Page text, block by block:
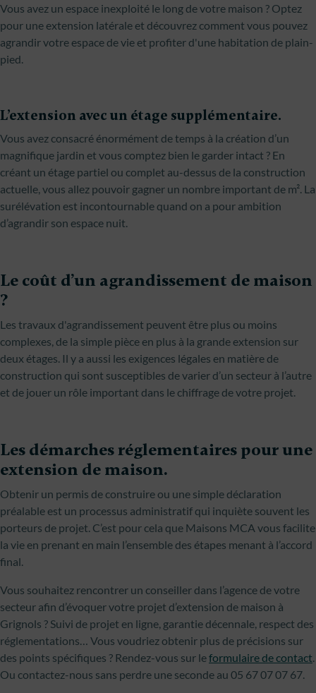
Vous avez un espace inexploité le long de votre maison ? Optez
pour une extension latérale et découvrez comment vous pouvez
agrandir votre espace de vie et profiter d'une habitation de plain-
pied.
L’extension avec un étage supplémentaire.
Vous avez consacré énormément de temps à la création d’un
magnifique jardin et vous comptez bien le garder intact ? En
créant un étage partiel ou complet au-dessus de la construction
actuelle, vous allez pouvoir gagner un nombre important de m². La
surélévation est incontournable quand on a pour ambition
d’agrandir son espace nuit.
Le coût d’un agrandissement de maison
?
Les travaux d'agrandissement peuvent être plus ou moins
complexes, de la simple pièce en plus à la grande extension sur
deux étages. Il y a aussi les exigences légales en matière de
construction qui sont susceptibles de varier d’un secteur à l’autre
et de jouer un rôle important dans le chiffrage de votre projet.
Les démarches réglementaires pour une
extension de maison.
Obtenir un permis de construire ou une simple déclaration
préalable est un processus administratif qui inquiète souvent les
porteurs de projet. C’est pour cela que Maisons MCA vous facilite
la vie en prenant en main l’ensemble des étapes menant à l’accord
final.
Vous souhaitez rencontrer un conseiller dans l’agence de votre
secteur afin d’évoquer votre projet d’extension de maison à
Grignols ? Suivi de projet en ligne, garantie décennale, respect des
réglementations… Vous voudriez obtenir plus de précisions sur
des points spécifiques ? Rendez-vous sur leformulaire de contact.
Ou contactez-nous sans perdre une seconde au 05 67 07 07 67.